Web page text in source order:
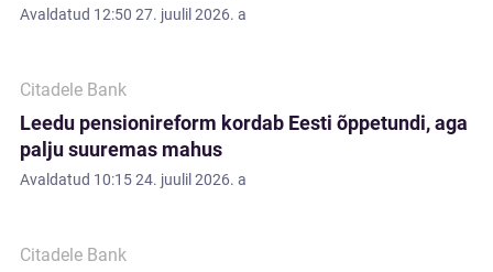
Avaldatud 12:50 27. juulil 2026. a
Citadele Bank
Leedu pensionireform kordab Eesti õppetundi, aga
palju suuremas mahus
Avaldatud 10:15 24. juulil 2026. a
Citadele Bank